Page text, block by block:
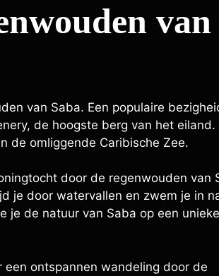
van
van Saba. Een populaire
de hoogste berg van het eiland.
de omliggende Caribische Zee.
door de regenwouden van
je door watervallen en zwem je in
je de natuur van Saba op een
ontspannen wandeling door de